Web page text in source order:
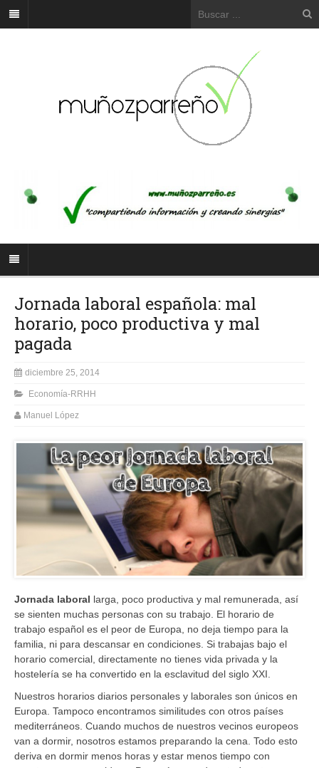
Jornada laboral española: mal
horario, poco productiva y mal
pagada
diciembre 25, 2014
Economía-RRHH
Manuel López
Jornada laboral larga, poco productiva y mal remunerada, así
se sienten muchas personas con su trabajo. El horario de
trabajo español es el peor de Europa, no deja tiempo para la
familia, ni para descansar en condiciones. Si trabajas bajo el
horario comercial, directamente no tienes vida privada y la
hostelería se ha convertido en la esclavitud del siglo XXI.
Nuestros horarios diarios personales y laborales son únicos en
Europa. Tampoco encontramos similitudes con otros países
mediterráneos. Cuando muchos de nuestros vecinos europeos
van a dormir, nosotros estamos preparando la cena. Todo esto
deriva en dormir menos horas y estar menos tiempo con